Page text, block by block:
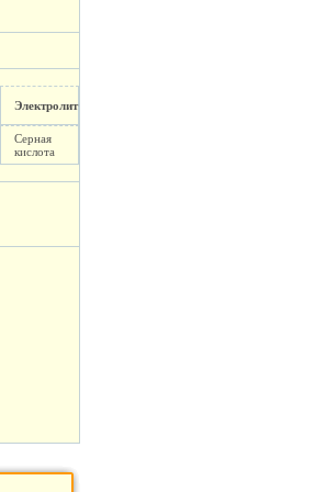
Электролит
Серная
кислота